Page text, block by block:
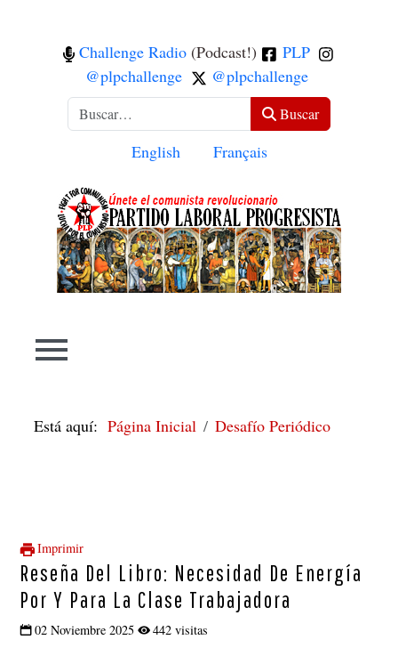
Challenge Radio (Podcast!)
PLP
@plpchallenge
@plpchallenge
Buscar Buscar
Seleccione su idioma
English Français
Está aquí:Página Inicial Desafío Periódico
Imprimir
Reseña Del Libro: Necesidad De Energía
Por Y Para La Clase Trabajadora
02 Noviembre 2025 442 visitas